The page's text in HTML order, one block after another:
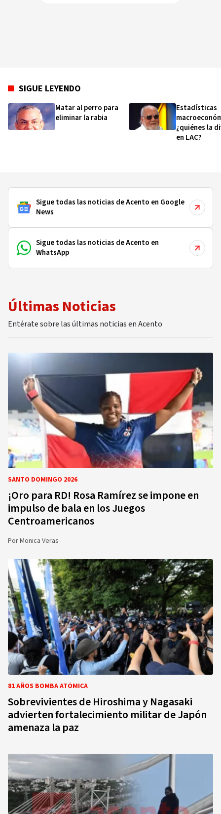
SIGUE LEYENDO
Matar al perro para
eliminar la rabia
Estadísticas
¿quiénes la
en LAC?
Sigue todas las noticias de Acento en Google
News
Sigue todas las noticias de Acento en
WhatsApp